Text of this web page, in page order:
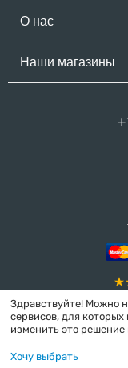
О нас
Наши магазины
Интернет-
Здравствуйте! Можно
сервисов, для
изменить это
Хочу выбрать